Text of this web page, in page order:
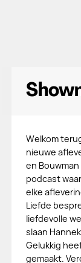
Welkom
nieuwe
en Bouwman
podcast
elke
Liefde
liefdevolle
slaan
Gelukkig
gemaakt.